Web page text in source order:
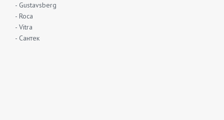
- Gustavsberg
- Roca
- Vitra
- Сантек